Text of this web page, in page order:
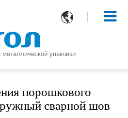

упаковки
порошкового
сварной шов